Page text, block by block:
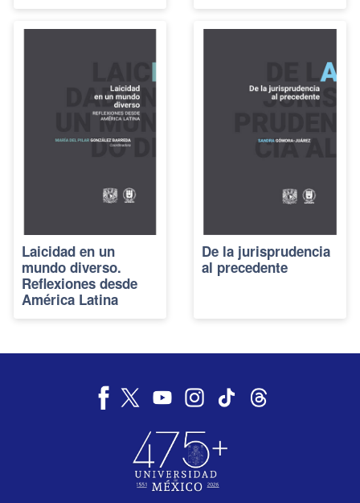
Laicidad en un
mundo diverso.
Reflexiones desde
América Latina
De la jurisprudencia
al precedente